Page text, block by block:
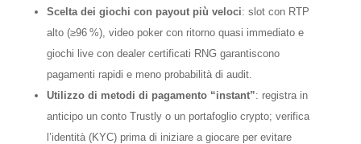
Scelta dei giochi con payout più veloci: slot con RTP
alto (≥96 %), video poker con ritorno quasi immediato e
giochi live con dealer certificati RNG garantiscono
pagamenti rapidi e meno probabilità di audit.
Utilizzo di metodi di pagamento “instant”: registra in
anticipo un conto Trustly o un portafoglio crypto; verifica
l’identità (KYC) prima di iniziare a giocare per evitare